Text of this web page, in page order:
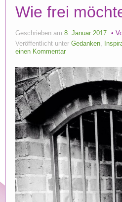
Wie frei
Geschrieben am 8. Januar 2017
Veröffentlicht unter Gedanken
einen Kommentar